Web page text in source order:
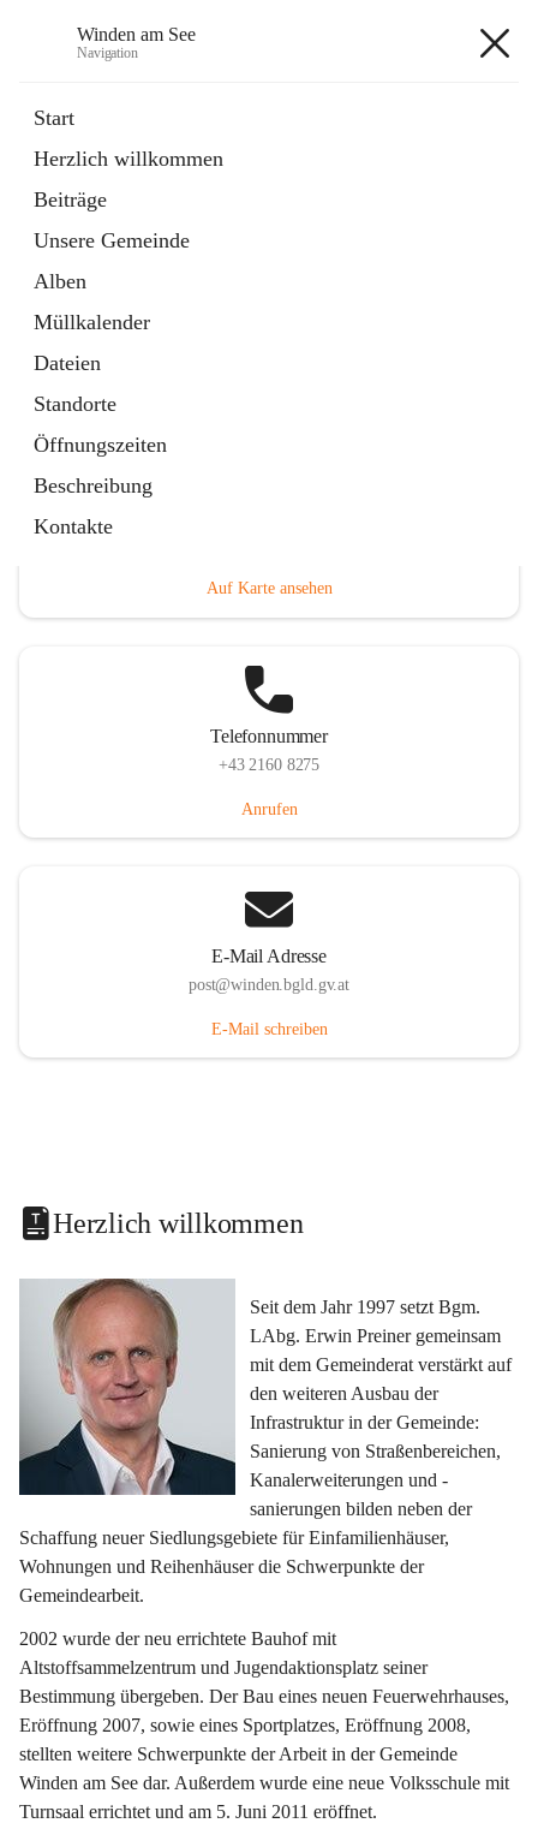
Winden am See
Navigation
Start
Herzlich willkommen
Beiträge
Unsere Gemeinde
Alben
Müllkalender
Dateien
Standorte
Öffnungszeiten
Beschreibung
Kontakte
Externe Webseite
in
Tab
Bebauungsplan
öffnet
in
neuem
Tab
Auf Karte ansehen
Telefonnummer
+43 2160 8275
Anrufen
E-Mail Adresse
post@winden.bgld.gv.at
E-Mail schreiben
Herzlich willkommen
Seit dem Jahr 1997 setzt Bgm.
LAbg. Erwin Preiner gemeinsam
mit dem Gemeinderat verstärkt auf
den weiteren Ausbau der
Infrastruktur in der Gemeinde:
Sanierung von Straßenbereichen,
Kanalerweiterungen und -
sanierungen bilden neben der
Schaffung neuer Siedlungsgebiete für Einfamilienhäuser,
Wohnungen und Reihenhäuser die Schwerpunkte der
Gemeindearbeit.
2002 wurde der neu errichtete Bauhof mit
Altstoffsammelzentrum und Jugendaktionsplatz seiner
Bestimmung übergeben. Der Bau eines neuen Feuerwehrhauses,
Eröffnung 2007, sowie eines Sportplatzes, Eröffnung 2008,
stellten weitere Schwerpunkte der Arbeit in der Gemeinde
Winden am See dar. Außerdem wurde eine neue Volksschule mit
Turnsaal errichtet und am 5. Juni 2011 eröffnet.